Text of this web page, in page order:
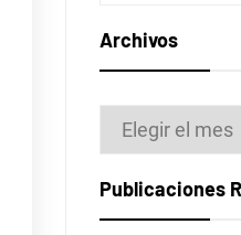
Archivos
Archivos
Publicaciones